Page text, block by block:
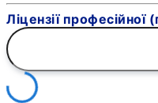
Ліцензії професійної